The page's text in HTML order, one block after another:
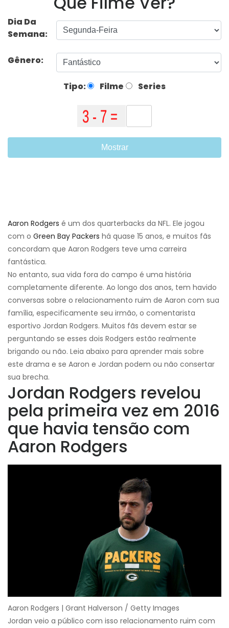
Dia Da
Semana:
Gênero:
Tipo: Filme Series
Mostrar
Aaron Rodgers é um dos quarterbacks da NFL. Ele jogou
com o Green Bay Packers há quase 15 anos, e muitos fãs
concordam que Aaron Rodgers teve uma carreira
fantástica.
No entanto, sua vida fora do campo é uma história
completamente diferente. Ao longo dos anos, tem havido
conversas sobre o relacionamento ruim de Aaron com sua
família, especificamente seu irmão, o comentarista
esportivo Jordan Rodgers. Muitos fãs devem estar se
perguntando se esses dois Rodgers estão realmente
brigando ou não. Leia abaixo para aprender mais sobre
este drama e se Aaron e Jordan podem ou não consertar
sua brecha.
Jordan Rodgers revelou
pela primeira vez em 2016
que havia tensão com
Aaron Rodgers
Aaron Rodgers | Grant Halverson / Getty Images
Jordan veio a público com isso relacionamento ruim com